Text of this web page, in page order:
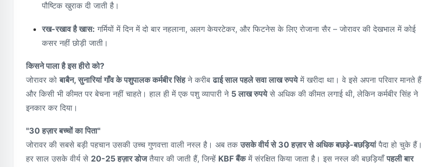
पौष्टिक खुराक दी जाती है।
रख-रखाव है खास: गर्मियों में दिन में दो बार नहलाना, अलग केयरटेकर, और फिटनेस के लिए रोजाना सैर – जोरावर की देखभाल में कोई
कसर नहीं छोड़ी जाती।
किसने पाला है इस हीरो को?
जोरावर कोबाबैन, सुनारियां गाँव के पशुपालक कर्मबीर सिंहने करीबढाई साल पहले सवा लाख रुपयेमें खरीदा था। वे इसे अपना परिवार मानते हैं
और किसी भी कीमत पर बेचना नहीं चाहते। हाल ही में एक पशु व्यापारी ने 5 लाख रुपयेसे अधिक की कीमत लगाई थी, लेकिन कर्मबीर सिंह ने
इनकार कर दिया।
"30 हज़ार बच्चों का पिता"
जोरावर की सबसे बड़ी पहचान उसकी उच्च गुणवत्ता वाली नस्ल है। अब तकउसके वीर्य से 30 हज़ार से अधिक बछड़े-बछड़ियांपैदा हो चुके हैं।
हर साल उसके वीर्य से 20-25 हज़ार डोजतैयार की जाती हैं, जिन्हें KBF बैंकमें संरक्षित किया जाता है। इस नस्ल की बछड़ियाँपहली बार